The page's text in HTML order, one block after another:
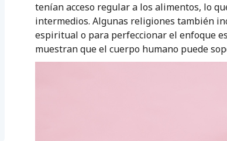
tenían acceso regular a los alimentos, lo
intermedios. Algunas religiones también
espiritual o para perfeccionar el enfoque
muestran que el cuerpo humano puede